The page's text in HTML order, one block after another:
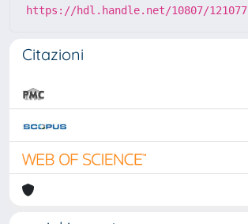
https://hdl.handle.net/10807/121077
Citazioni